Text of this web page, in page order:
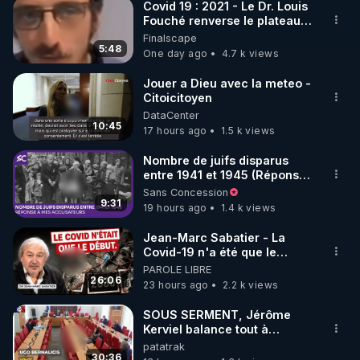
▶Formations complètes : Plus d'une dizaine de
formations pour approfondir vos connaissances et
pratiques en matière de bien-être et d'autonomie.​
▶Vidéos exclusives : Un accès illimité à une vaste
bibliothèque de vidéos éducatives et inspirantes.​
▶Communauté dynamique : Participez à des
forums et échanges avec des membres partageant
les mêmes aspirations.​
Rejoignez RGNR.tv et engagez-vous dans un
voyage vers une santé régénérée et une
autonomie renforcée.
▶https://go.rgnr.tv/renforcer-le-nettoyage-du-
corps.
-------------
Le jeûne quotidien : clé de la détox douce et
5:48
Covid 19 : 2021 - Le Dr. Louis
Fouché renverse le plateau
de CNews !
Finalscape
One day ago
4.7 k views
10:45
Jouer a Dieu avec la meteo -
Citoicitoyen
DataCenter
17 hours ago
1.5 k views
9:31
Nombre de juifs disparus
entre 1941 et 1945 (Réponse
à mes accusateurs)
Sans Concession
19 hours ago
1.4 k views
26:06
Jean-Marc Sabatier - La
Covid-19 n'a été que le
début - L'ARNm & l'ARNm-aa
jusqu où auront-t-il ?
PAROLE LIBRE
23 hours ago
2.2 k views
30:36
SOUS SERMENT, Jérôme
Kerviel balance tout à
l'Assemblée !
patatrak